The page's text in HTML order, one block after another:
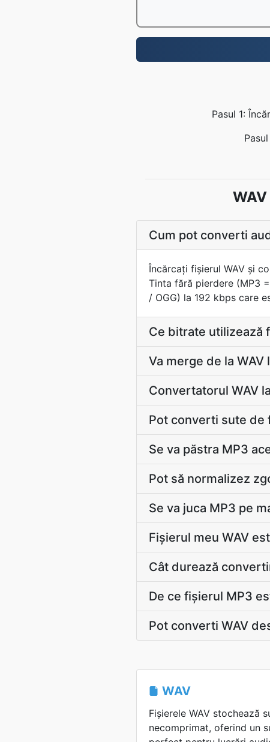
Pasul 1:
Cum pot converti
Încărcaţi fișierul WAV şi
Tinta fără pierdere (MP3
/ OGG) la 192 kbps care
Ce bitrate utilizează
Va merge de la
Convertatorul WAV
Pot converti sute de
Se va păstra MP3
Pot să normalizez
Se va juca MP3 pe
Fișierul meu WAV
Cât durează
De ce fișierul MP3
Pot converti WAV
WAV
Fișierele WAV stochează
necomprimat, oferind un